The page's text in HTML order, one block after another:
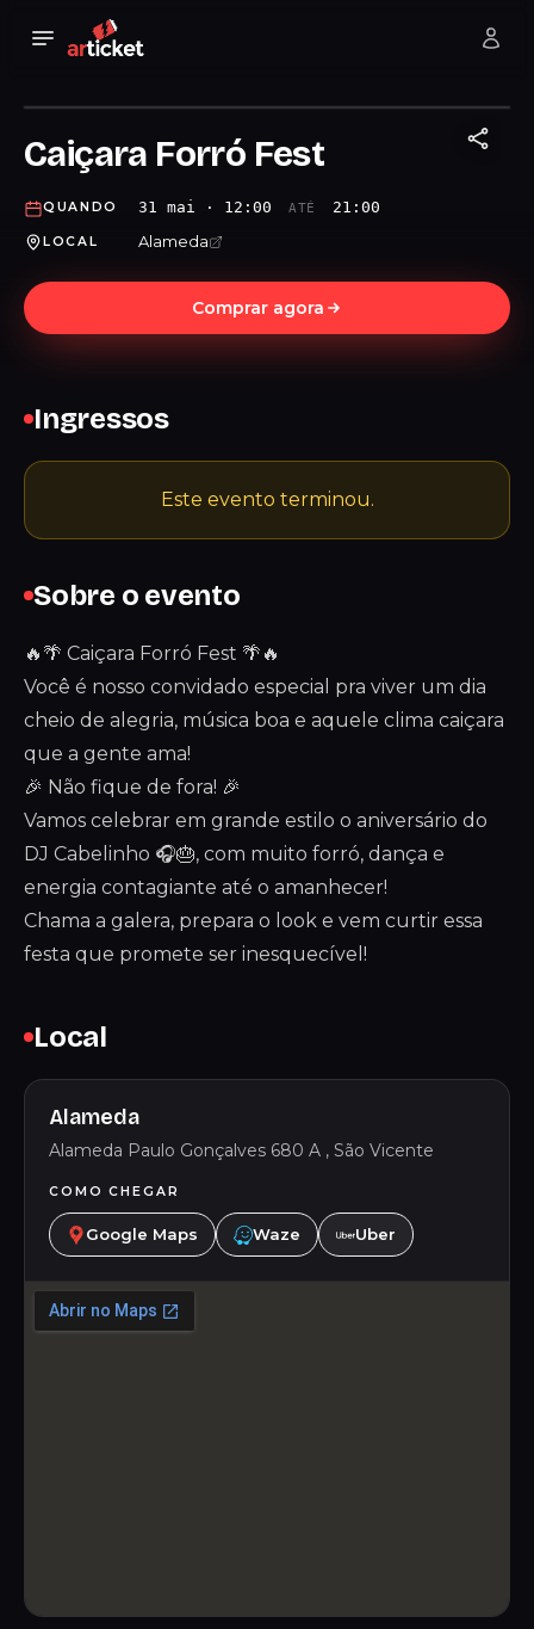
Caiçara Forró Fest
QUANDO 31 mai · 12:00 ATÉ 21:00
LOCAL Alameda
Comprar agora
Sobre o evento
🔥🌴 Caiçara Forró Fest 🌴🔥
Você é nosso convidado especial pra viver um dia
cheio de alegria, música boa e aquele clima caiçara
que a gente ama!
🎉 Não fique de fora! 🎉
Vamos celebrar em grande estilo o aniversário do
DJ Cabelinho 🎧🎂, com muito forró, dança e
energia contagiante até o amanhecer!
Chama a galera, prepara o look e vem curtir essa
festa que promete ser inesquecível!
Local
Alameda
Alameda Paulo Gonçalves 680 A , São Vicente
COMO CHEGAR
Google Maps Waze Uber
Ingressos
Este evento terminou.